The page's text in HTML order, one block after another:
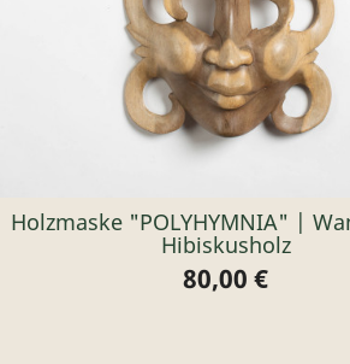
Holzmaske "POLYHYMNIA" |
Hibiskusholz
Preis
80,00 €